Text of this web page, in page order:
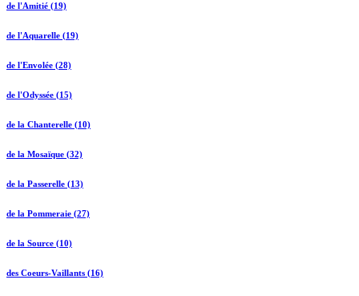
de l'Amitié (19)
de l'Aquarelle (19)
de l'Envolée (28)
de l'Odyssée (15)
de la Chanterelle (10)
de la Mosaïque (32)
de la Passerelle (13)
de la Pommeraie (27)
de la Source (10)
des Coeurs-Vaillants (16)